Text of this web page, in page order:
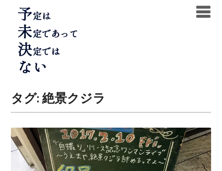
content
タグ:絶景クジラ